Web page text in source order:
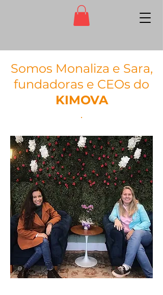
Somos Monaliza e Sara,
fundadoras e CEOs do
KIMOVA
.